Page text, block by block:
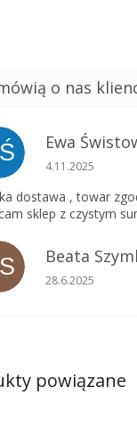
powiązane
Ewa
Ocena sklepu
4.11.2025
dostawa , towar
sklep z czystym
Beata
Ocena sklepu
28.6.2025